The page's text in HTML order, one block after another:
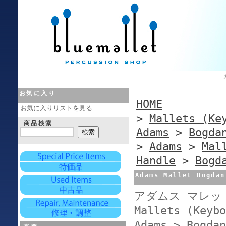
お気に入り
お気に入りリストを見る
商品検索
HOME
> Mallets
Adams >
> Adams >
Handle >
Adams Mallet
アダムス マレ
Mallets